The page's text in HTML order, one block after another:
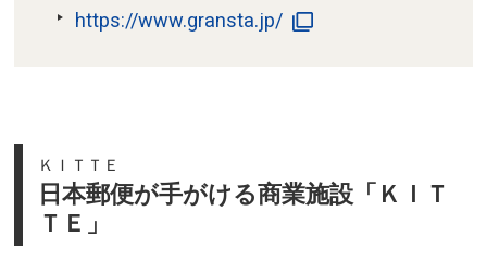
https://www.gransta.jp/
ＫＩＴＴＥ
日本郵便が手がける商業施設「ＫＩＴ
ＴＥ」